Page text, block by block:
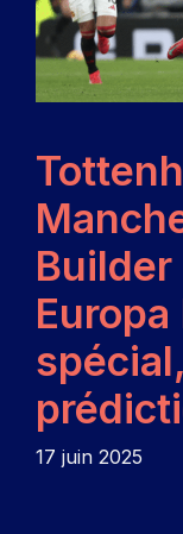
Builder
17 juin 2025